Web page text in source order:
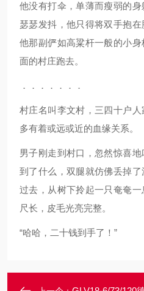
他没有打伞，单薄而瘦弱的
瑟瑟发抖，他只得将双手抱
他那副俨如高粱杆一般的小
面的村庄跑去。
．．．．．．．
村庄名叫李文村，三四十户
多有着或远或近的血缘关系。
男子刚走到村口，忽然惊喜
到了什么，双腿就仿佛丢掉
过去，从树下拎起一只奄奄
尺长，皮毛光亮完整。
“哈哈，二十钱到手了！”